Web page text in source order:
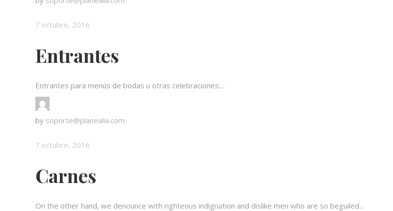
7 octubre, 2016
Entrantes
Entrantes para menús de bodas u otras celebraciones....
by soporte@planealia.com
7 octubre, 2016
Carnes
On the other hand, we denounce with righteous indignation and dislike men who are so beguiled...